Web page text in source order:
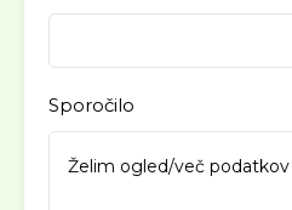
Sporočilo